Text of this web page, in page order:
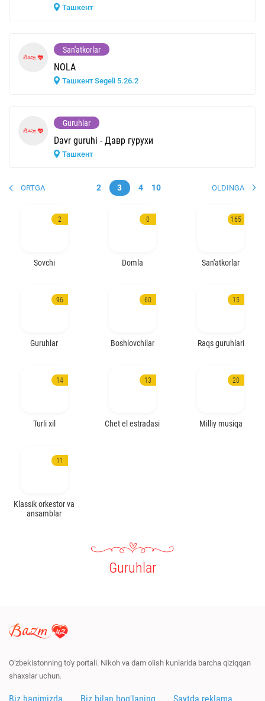
Ташкент
San'atkorlar
NOLA
Ташкент Segeli 5.26.2
Guruhlar
Davr guruhi - Давр гурухи
Ташкент
ORTGA 2 3 4 10 OLDINGA
2
Sovchi
0
Domla
165
San'atkorlar
96
Guruhlar
60
Boshlovchilar
15
Raqs guruhlari
14
Turli xil
13
Chet el estradasi
20
Milliy musiqa
11
Klassik orkestor va
ansamblar
Guruhlar
O'zbekistonning to'y portali. Nikoh va dam olish kunlarida barcha qiziqqan
shaxslar uchun.